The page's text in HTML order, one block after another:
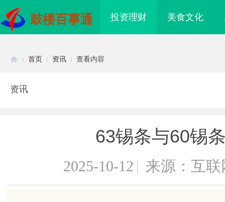
鼓楼百事通 投资理财 美食文化
首页 资讯 查看内容
资讯
63锡条与60锡
2025-10-12 | 来源：互联